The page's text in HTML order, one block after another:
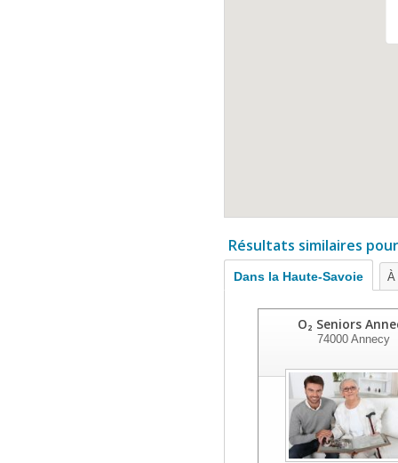
Résultats similaires
Dans la Haute-Savoie À
O₂ Seniors
74000Annecy